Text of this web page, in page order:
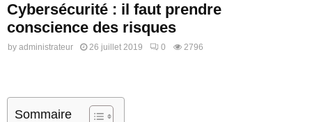
Cybersécurité : il faut prendre
conscience des risques
by administrateur 26 juillet 2019 0 2796
Sommaire